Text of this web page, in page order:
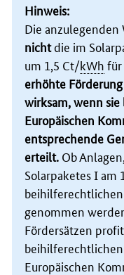
Hinweis:
Die anzulegenden
nichtdie im
um 1,5 Ct/kWh für
erhöhte
wirksam, wenn
Europäischen
entsprechende
erteilt. Ob
Solarpaketes I am
genommen
Fördersätzen
Europäischen